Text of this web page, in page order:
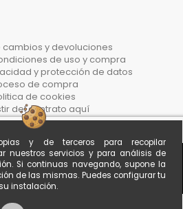
y de terceros para recopilar
nuestros servicios y para análisis de
Si continuas navegando, supone la
de las mismas. Puedes configurar tu
instalación.
cambios y devoluciones
de uso y compra
y protección de datos
de compra
de cookies
del contrato aquí